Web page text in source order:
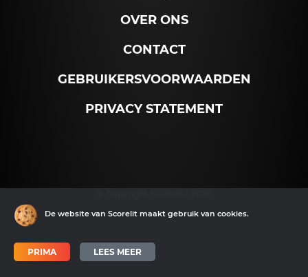
OVER ONS
CONTACT
GEBRUIKERSVOORWAARDEN
PRIVACY STATEMENT
De website van Scorelit maakt gebruik van cookies.
PRIMA LEES MEER